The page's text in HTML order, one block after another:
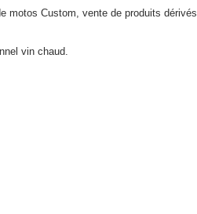
motos Custom, vente de produits dérivés
vin chaud.